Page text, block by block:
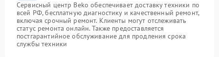
Сервисный центр Beko обеспечивает доставку техники по
всей РФ, бесплатную диагностику и качественный ремонт,
включая срочный ремонт. Клиенты могут отслеживать
статус ремонта онлайн. Также предоставляется
постгарантийное обслуживание для продления срока
службы техники